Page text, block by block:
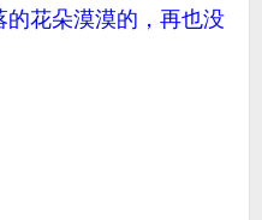
的花朵漠漠的，再也没